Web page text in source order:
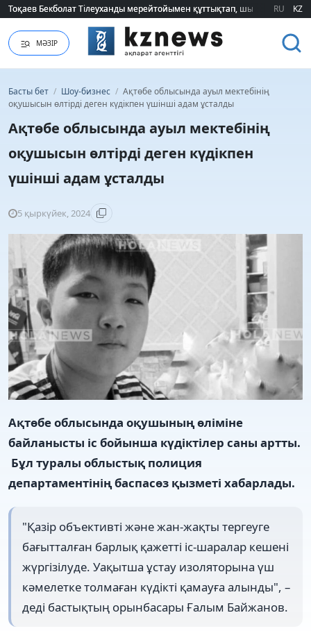
Тоқаев Бекболат Тілеуханды мерейтойымен құттықтап, шығармашылық
Тоқаев Бекболат Тілеуханды мерейтойымен құттықтап, шығармашылық
RU KZ
МӘЗІР
Басты бет / Шоу-бизнес / Ақтөбе облысында ауыл мектебінің
оқушысын өлтірді деген күдікпен үшінші адам ұсталды
Ақтөбе облысында ауыл мектебінің
оқушысын өлтірді деген күдікпен
үшінші адам ұсталды
5 қыркүйек, 2024
Ақтөбе облысында оқушының өліміне
байланысты іс бойынша күдіктілер саны артты.
Бұл туралы облыстық полиция
департаментінің баспасөз қызметі хабарлады.
"Қазір объективті және жан-жақты тергеуге
бағытталған барлық қажетті іс-шаралар кешені
жүргізілуде. Уақытша ұстау изоляторына үш
кәмелетке толмаған күдікті қамауға алынды", –
деді бастықтың орынбасары Ғалым Байжанов.